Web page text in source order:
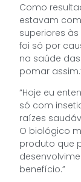
Como
estavam
superiores
foi só por
na saúde
pomar
“Hoje eu
só com
raízes
O biológico
produto que
benefício.”